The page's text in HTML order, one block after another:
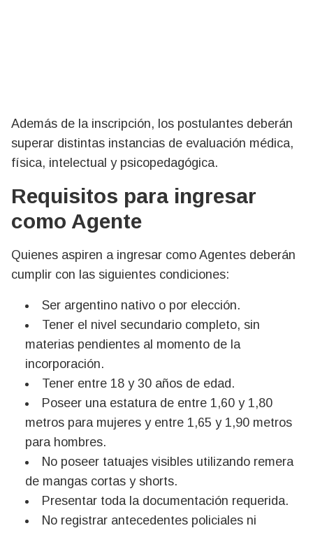
Además de la inscripción, los postulantes deberán
superar distintas instancias de evaluación médica,
física, intelectual y psicopedagógica.
Requisitos para ingresar
como Agente
Quienes aspiren a ingresar como Agentes deberán
cumplir con las siguientes condiciones:
Ser argentino nativo o por elección.
Tener el nivel secundario completo, sin
materias pendientes al momento de la
incorporación.
Tener entre 18 y 30 años de edad.
Poseer una estatura de entre 1,60 y 1,80
metros para mujeres y entre 1,65 y 1,90 metros
para hombres.
No poseer tatuajes visibles utilizando remera
de mangas cortas y shorts.
Presentar toda la documentación requerida.
No registrar antecedentes policiales ni